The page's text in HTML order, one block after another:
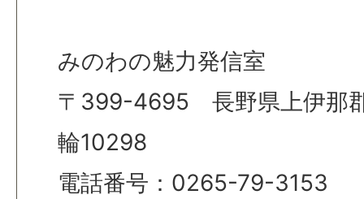
みのわの魅力発信室
〒399-4695 長野県上伊那
輪10298
電話番号：0265-79-3153